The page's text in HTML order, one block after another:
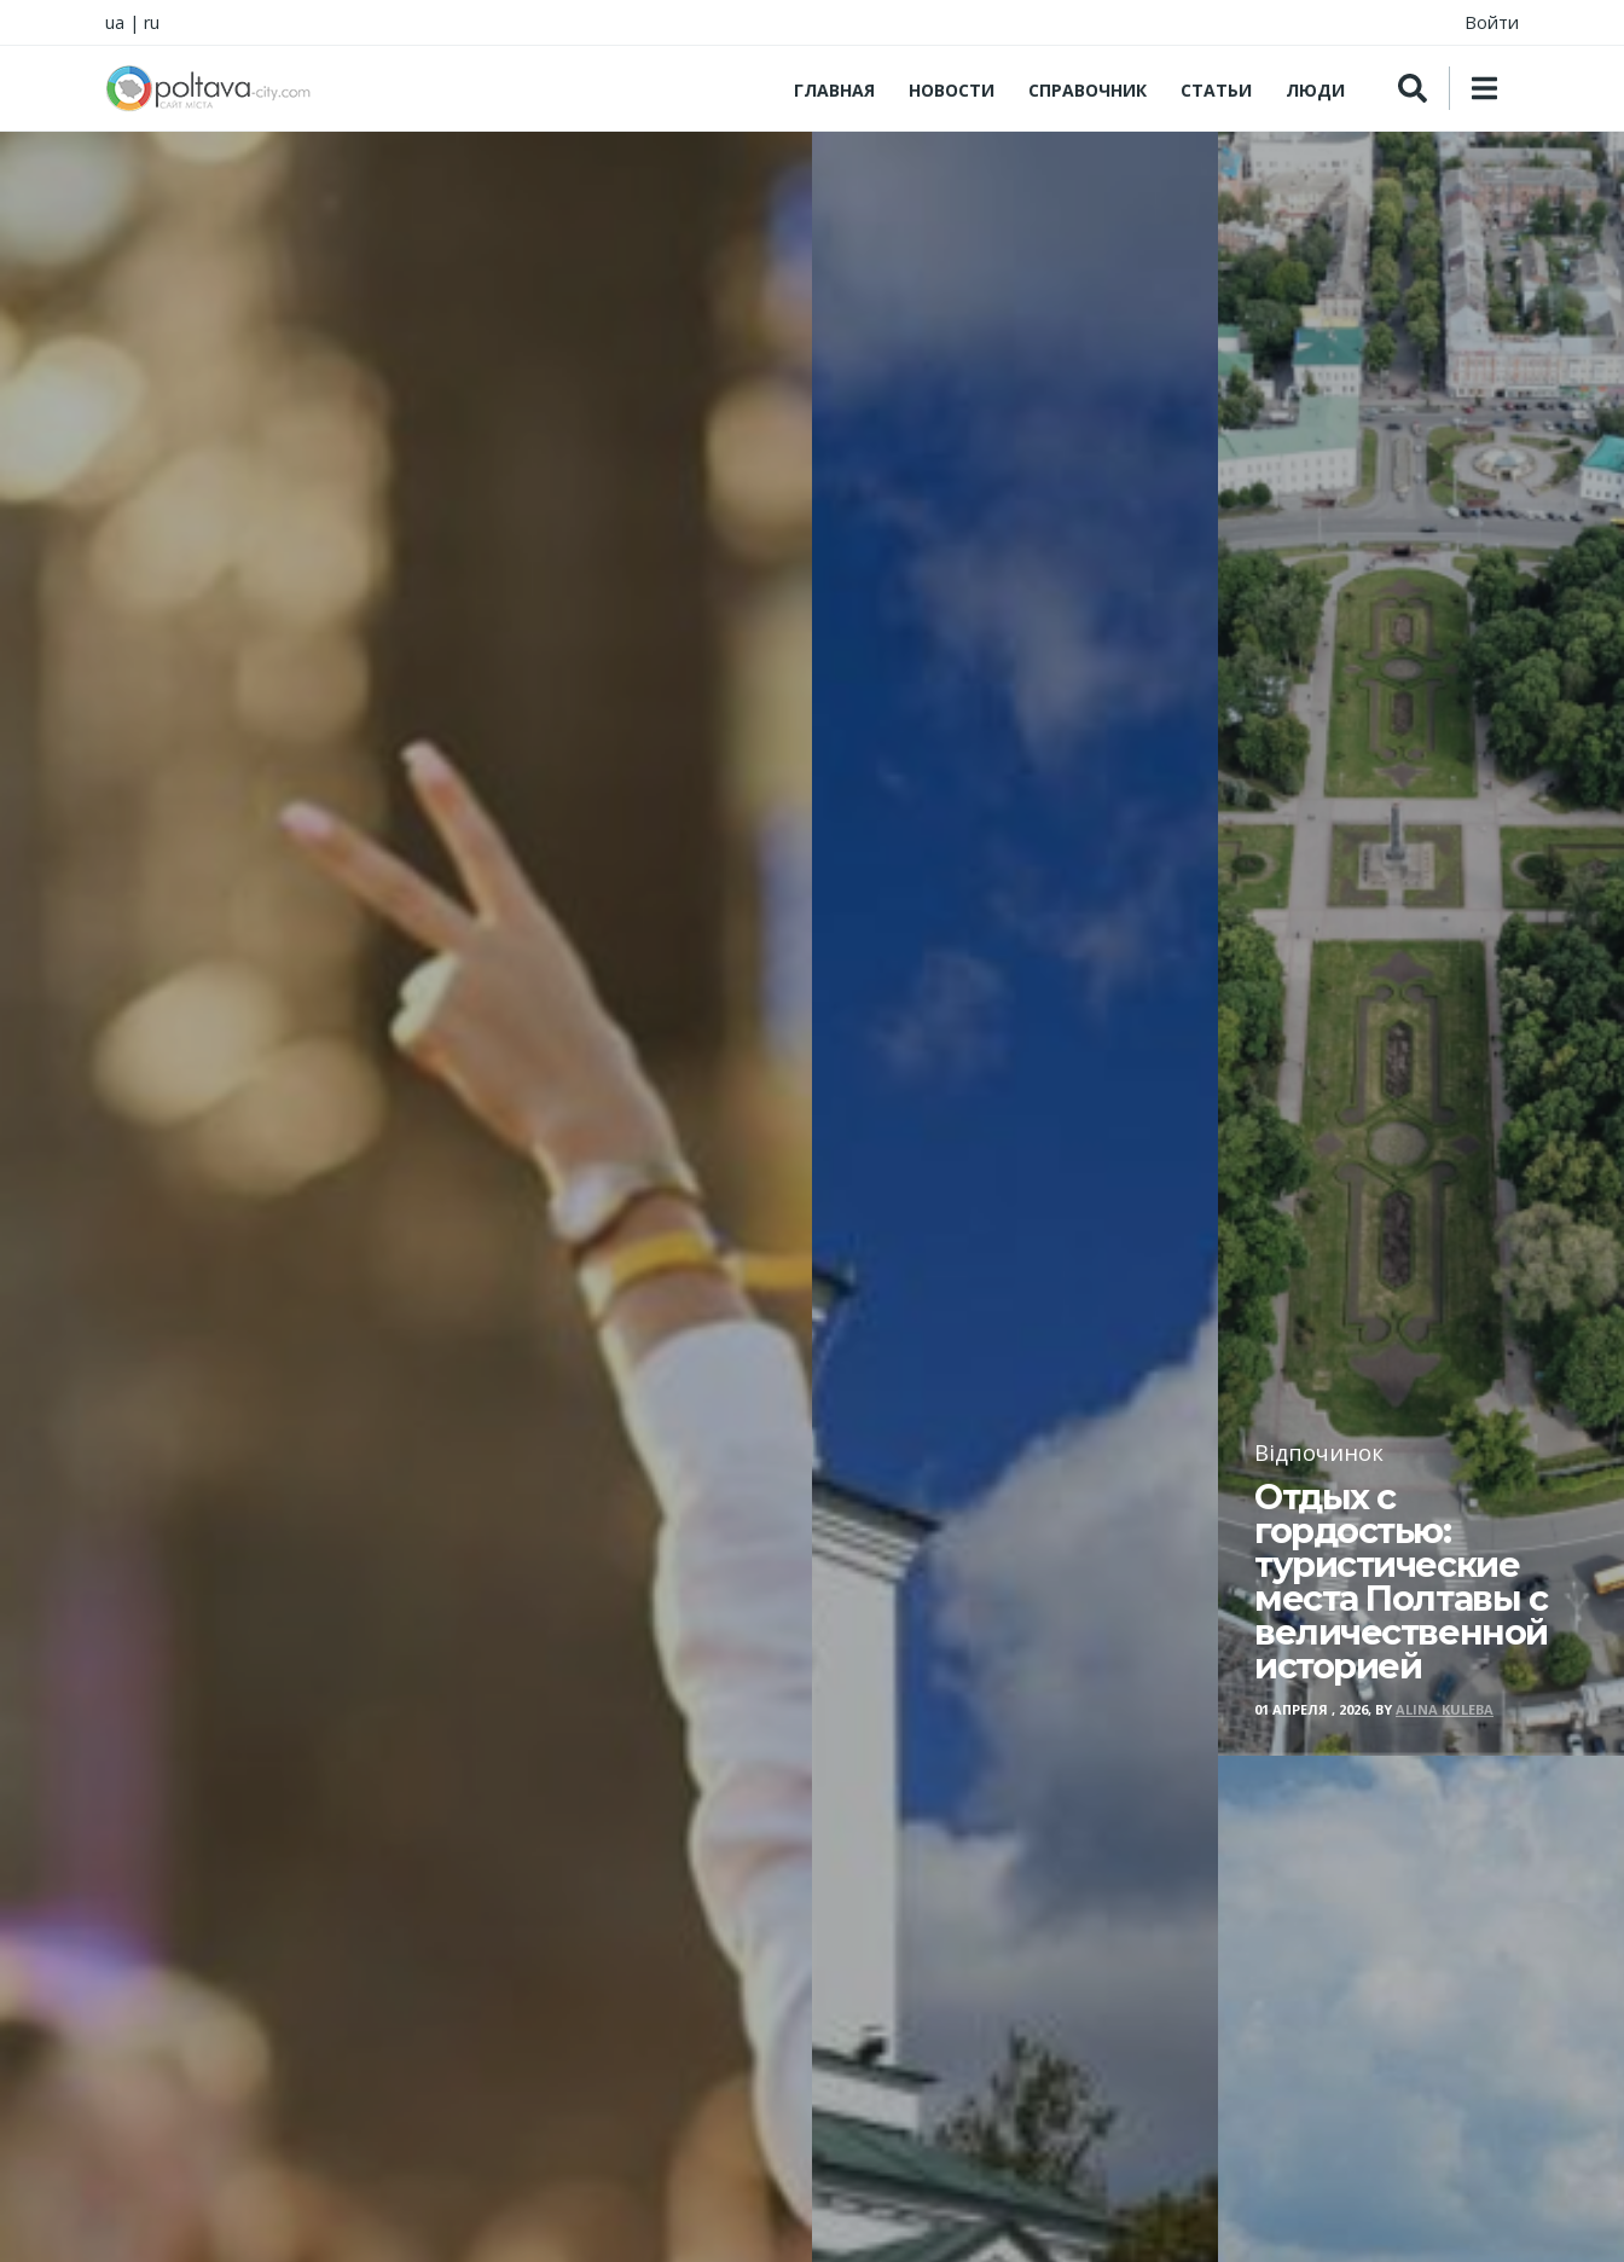
ua | ru Войти
ГЛАВНАЯ НОВОСТИ СПРАВОЧНИК СТАТЬИ ЛЮДИ
Відпочинок
Отдых с
гордостью:
туристические
места Полтавы с
величественной
историей
01 АПРЕЛЯ , 2026, BY ALINA KULEBA